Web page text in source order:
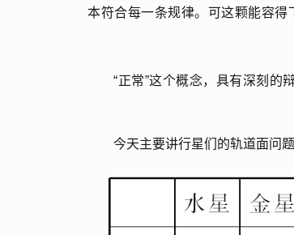
本符合每一条规律。可这颗能容得
“正常”这个概念，具有深刻的
今天主要讲行星们的轨道面问